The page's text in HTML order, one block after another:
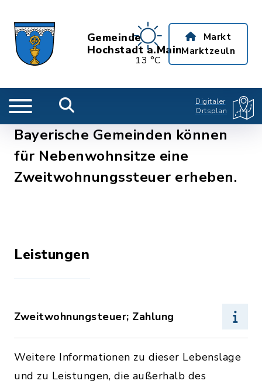
Gemeinde
Hochstadt a.Main
13 °C
Markt
Marktzeuln
Digitaler
Ortsplan
Bayerische Gemeinden können
für Nebenwohnsitze eine
Zweitwohnungssteuer erheben.
Leistungen
Zweitwohnungsteuer; Zahlung
Weitere Informationen zu dieser Lebenslage
und zu Leistungen, die außerhalb des